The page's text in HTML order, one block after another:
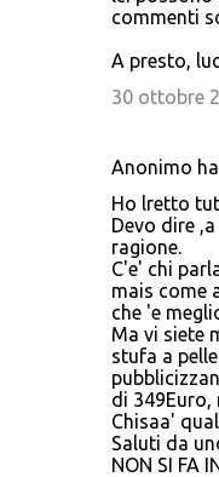
commenti
A presto,
30 ottobre
Anonimo
Ho lretto
Devo dire
ragione.
C'e' chi
mais come
che 'e
Ma vi siete
stufa a
di
Chisaa'
Saluti da
NON SI FA